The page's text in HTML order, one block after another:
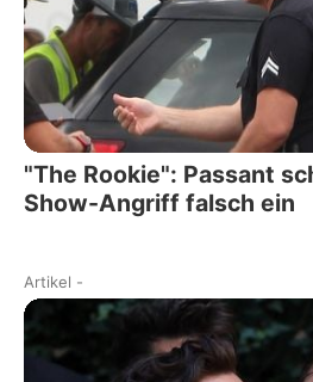
"The Rookie": Passant
Show-Angriff falsch ein
Artikel -